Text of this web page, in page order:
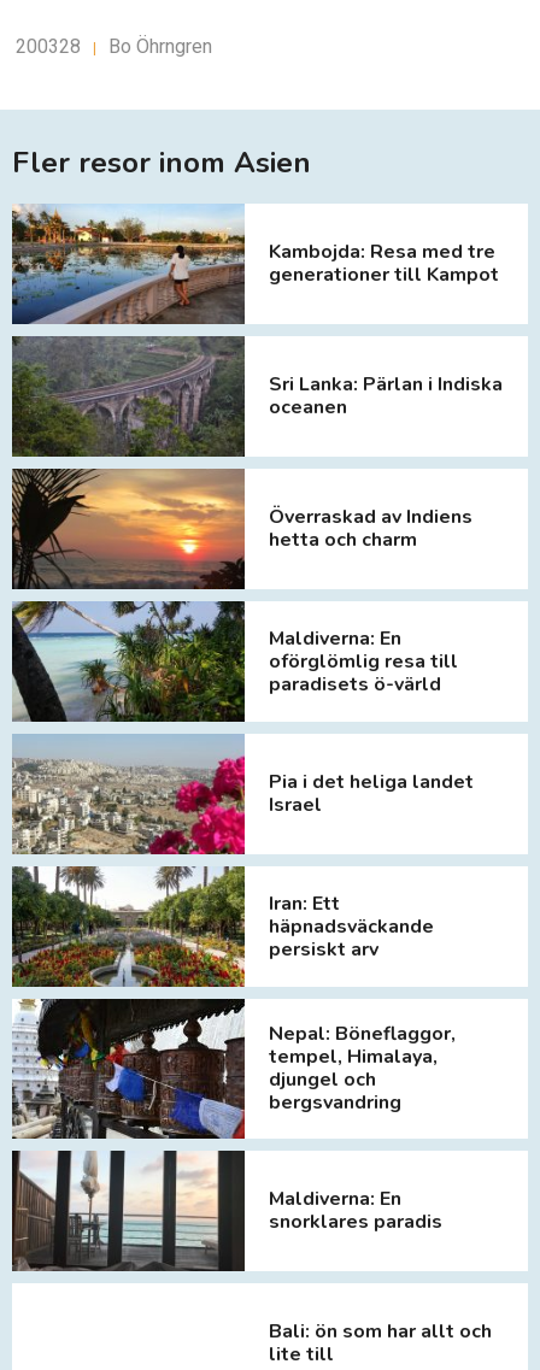
200328 Bo Öhrngren
Fler resor inom Asien
Kambojda: Resa med tre
generationer till Kampot
Sri Lanka: Pärlan i Indiska
oceanen
Överraskad av Indiens
hetta och charm
Maldiverna: En
oförglömlig resa till
paradisets ö-värld
Pia i det heliga landet
Israel
Iran: Ett
häpnadsväckande
persiskt arv
Nepal: Böneflaggor,
tempel, Himalaya,
djungel och
bergsvandring
Maldiverna: En
snorklares paradis
Bali: ön som har allt och
lite till